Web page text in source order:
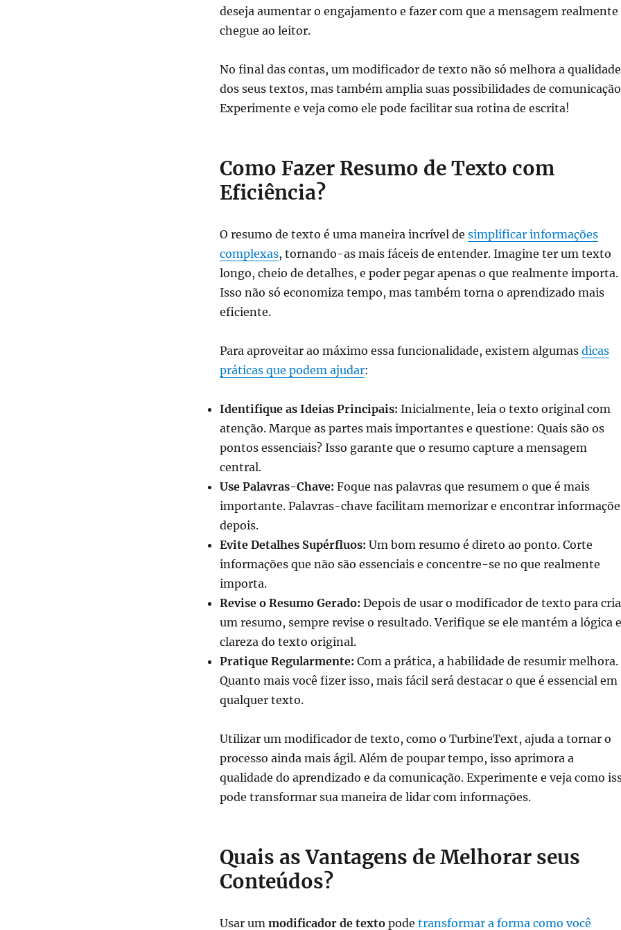
deseja aumentar o engajamento e fazer com que a mensagem realmente
chegue ao leitor.
No final das contas, um modificador de texto não só melhora a qualidade
dos seus textos, mas também amplia suas possibilidades de
Experimente e veja como ele pode facilitar sua rotina de escrita!
Como Fazer Resumo de Texto com
Eficiência?
O resumo de texto é uma maneira incrível de simplificar informações
complexas, tornando-as mais fáceis de entender. Imagine ter um texto
longo, cheio de detalhes, e poder pegar apenas o que realmente importa.
Isso não só economiza tempo, mas também torna o aprendizado mais
eficiente.
Para aproveitar ao máximo essa funcionalidade, existem algumas dicas
práticas que podem ajudar:
Identifique as Ideias Principais: Inicialmente, leia o texto original com
atenção. Marque as partes mais importantes e questione: Quais são os
pontos essenciais? Isso garante que o resumo capture a mensagem
central.
Use Palavras-Chave: Foque nas palavras que resumem o que é mais
importante. Palavras-chave facilitam memorizar e encontrar
depois.
Evite Detalhes Supérfluos: Um bom resumo é direto ao ponto. Corte
informações que não são essenciais e concentre-se no que realmente
importa.
Revise o Resumo Gerado: Depois de usar o modificador de texto para
um resumo, sempre revise o resultado. Verifique se ele mantém a lógica e
clareza do texto original.
Pratique Regularmente: Com a prática, a habilidade de resumir melhora.
Quanto mais você fizer isso, mais fácil será destacar o que é essencial em
qualquer texto.
Utilizar um modificador de texto, como o TurbineText, ajuda a tornar o
processo ainda mais ágil. Além de poupar tempo, isso aprimora a
qualidade do aprendizado e da comunicação. Experimente e veja como
pode transformar sua maneira de lidar com informações.
Quais as Vantagens de Melhorar seus
Conteúdos?
Usar um modificador de textopode transformar a forma como você